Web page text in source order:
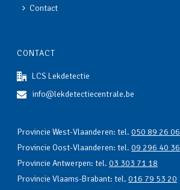
Contact
CONTACT
LCS Lekdetectie
info@lekdetectiecentrale.be
Provincie West-Vlaanderen: tel.050 89 26 06
Provincie Oost-Vlaanderen: tel.09 296 40 36
Provincie Antwerpen: tel.03 303 71 18
Provincie Vlaams-Brabant: tel.016 79 53 20